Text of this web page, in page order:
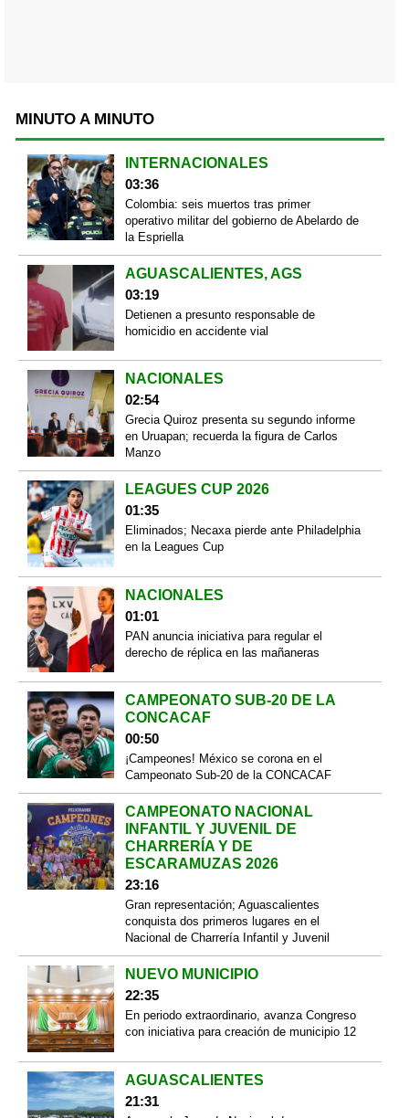
MINUTO A MINUTO
INTERNACIONALES
03:36
Colombia: seis muertos tras primer
operativo militar del gobierno de Abelardo de
la Espriella
AGUASCALIENTES, AGS
03:19
Detienen a presunto responsable de
homicidio en accidente vial
NACIONALES
02:54
Grecia Quiroz presenta su segundo informe
en Uruapan; recuerda la figura de Carlos
Manzo
LEAGUES CUP 2026
01:35
Eliminados; Necaxa pierde ante Philadelphia
en la Leagues Cup
NACIONALES
01:01
PAN anuncia iniciativa para regular el
derecho de réplica en las mañaneras
CAMPEONATO SUB-20 DE LA
CONCACAF
00:50
¡Campeones! México se corona en el
Campeonato Sub-20 de la CONCACAF
CAMPEONATO NACIONAL
INFANTIL Y JUVENIL DE
CHARRERÍA Y DE
ESCARAMUZAS 2026
23:16
Gran representación; Aguascalientes
conquista dos primeros lugares en el
Nacional de Charrería Infantil y Juvenil
NUEVO MUNICIPIO
22:35
En periodo extraordinario, avanza Congreso
con iniciativa para creación de municipio 12
AGUASCALIENTES
21:31